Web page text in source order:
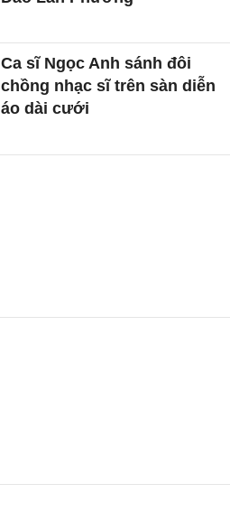
Ca sĩ Ngọc Anh sánh đôi
chồng nhạc sĩ trên sàn diễn
áo dài cưới